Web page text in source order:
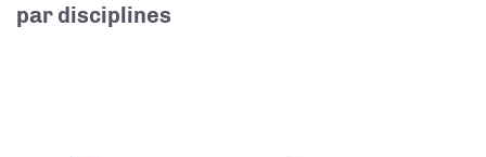
par disciplines